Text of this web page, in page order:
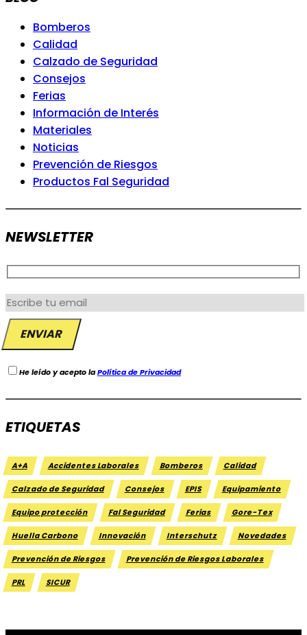
Bomberos
Calidad
Calzado de Seguridad
Consejos
Ferias
Información de Interés
Materiales
Noticias
Prevención de Riesgos
Productos Fal Seguridad
NEWSLETTER
He leído y acepto laPolítica de Privacidad
ETIQUETAS
A+A Accidentes Laborales Bomberos Calidad
Calzado de Seguridad Consejos EPIS Equipamiento
Equipo protección Fal Seguridad Ferias Gore-Tex
Huella Carbono Innovación Interschutz Novedades
Prevención de Riesgos Prevención de Riesgos Laborales
PRL SICUR